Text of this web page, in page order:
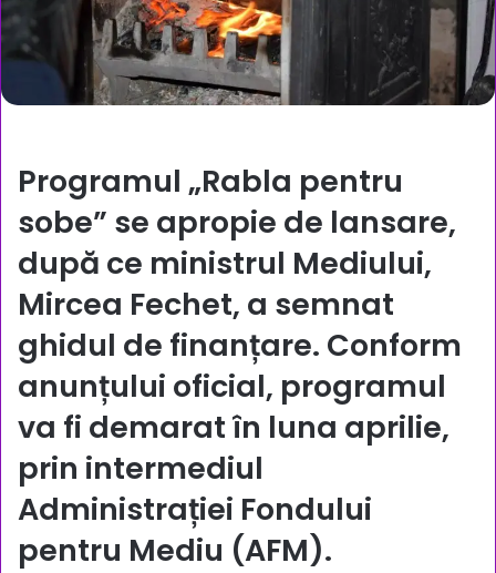
Programul „Rabla pentru
sobe” se apropie de lansare,
după ce ministrul Mediului,
Mircea Fechet, a semnat
ghidul de finanțare. Conform
anunțului oficial, programul
va fi demarat în luna aprilie,
prin intermediul
Administrației Fondului
pentru Mediu (AFM).